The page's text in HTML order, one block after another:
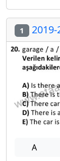
1 2019-
A